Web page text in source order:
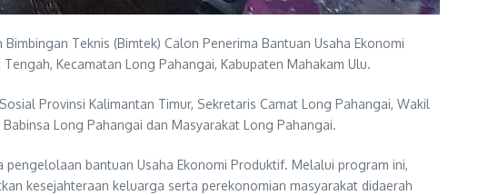
Teknis (Bimtek) Calon Penerima Bantuan Usaha Ekonomi
Kecamatan Long Pahangai, Kabupaten Mahakam Ulu.
Provinsi Kalimantan Timur, Sekretaris Camat Long Pahangai, Wakil
Long Pahangai dan Masyarakat Long Pahangai.
bantuan Usaha Ekonomi Produktif. Melalui program ini,
kesejahteraan keluarga serta perekonomian masyarakat didaerah